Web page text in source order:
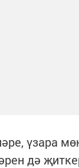
үзара
дә